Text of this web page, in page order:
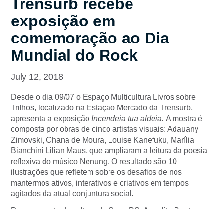
Trensurb recebe
exposição em
comemoração ao Dia
Mundial do Rock
July 12, 2018
Desde o dia 09/07 o Espaço Multicultura Livros sobre
Trilhos, localizado na Estação Mercado da Trensurb,
apresenta a exposição Incendeia tua aldeia. A mostra é
composta por obras de cinco artistas visuais: Adauany
Zimovski, Chana de Moura, Louise Kanefuku, Marília
Bianchini Lilian Maus, que ampliaram a leitura da poesia
reflexiva do músico Nenung. O resultado são 10
ilustrações que refletem sobre os desafios de nos
mantermos ativos, interativos e criativos em tempos
agitados da atual conjuntura social.